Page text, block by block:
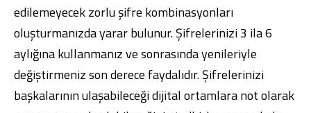
edilemeyecek zorlu şifre kombinasyonları
oluşturmanızda yarar bulunur. Şifrelerinizi 3 ila 6
aylığına kullanmanız ve sonrasında yenileriyle
değiştirmeniz son derece faydalıdır. Şifrelerinizi
başkalarının ulaşabileceği dijital ortamlara not olarak